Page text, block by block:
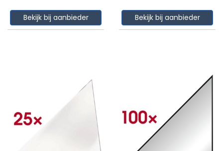
Bekijk bij aanbieder Bekijk bij aanbieder